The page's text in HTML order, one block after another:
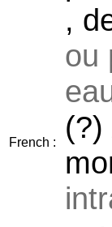
French :
,
ou